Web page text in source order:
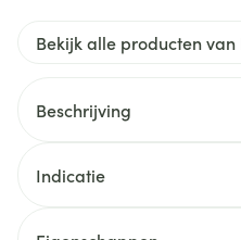
Bekijk alle producten van
Beschrijving
Indicatie